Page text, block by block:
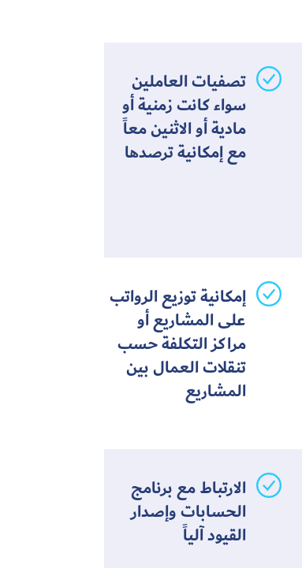
تصفيات العاملين
سواء كانت زمنية أو
مادية أو الاثنين معاً
مع إمكانية ترصدها
إمكانية توزيع الرواتب
على المشاريع أو
مراكز التكلفة حسب
تنقلات العمال بين
المشاريع
الارتباط مع برنامج
الحسابات وإصدار
القيود آلياً